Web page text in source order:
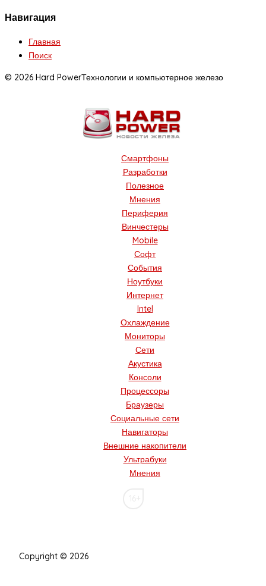
Навигация
Главная
Поиск
© 2026 Hard PowerТехнологии и компьютерное железо
Смартфоны
Разработки
Полезное
Мнения
Периферия
Винчестеры
Mobile
Софт
События
Ноутбуки
Интернет
Intel
Охлаждение
Мониторы
Сети
Акустика
Консоли
Процессоры
Браузеры
Социальные сети
Навигаторы
Внешние накопители
Ультрабуки
Мнения
Copyright © 2026